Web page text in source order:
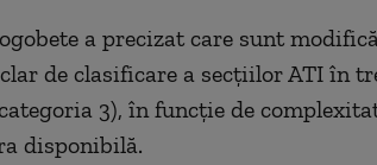
a precizat care sunt
de clasificare a secţiilor ATI în
3), în funcţie de
disponibilă.